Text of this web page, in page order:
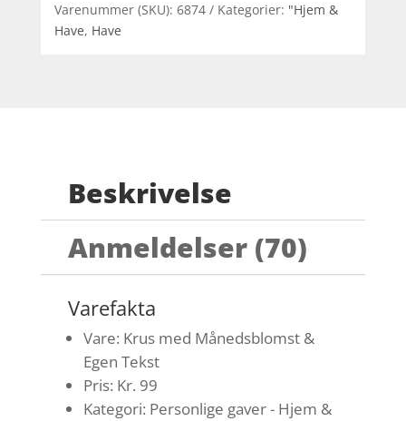
Varenummer (SKU): 6874 Kategorier: "Hjem &
Have, Have
Beskrivelse
Anmeldelser (70)
Varefakta
Vare: Krus med Månedsblomst &
Egen Tekst
Pris: Kr. 99
Kategori: Personlige gaver - Hjem &